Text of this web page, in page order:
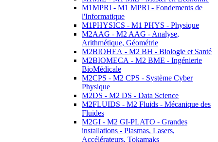
M1MPRI - M1 MPRI - Fondements de
l'Informatique
M1PHYSICS - M1 PHYS - Physique
M2AAG - M2 AAG - Analyse,
Arithmétique, Géométrie
M2BIOHEA - M2 BH - Biologie et Santé
M2BIOMECA - M2 BME - Ingénierie
BioMédicale
M2CPS - M2 CPS - Système Cyber
Physique
M2DS - M2 DS - Data Science
M2FLUIDS - M2 Fluids - Mécanique des
Fluides
M2GI - M2 GI-PLATO - Grandes
installations - Plasmas, Lasers,
Accélérateurs, Tokamaks